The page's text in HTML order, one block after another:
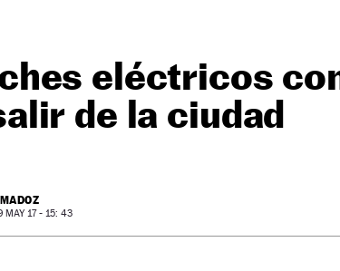
eléctricos
de la ciudad
MAY 17 - 15: 43